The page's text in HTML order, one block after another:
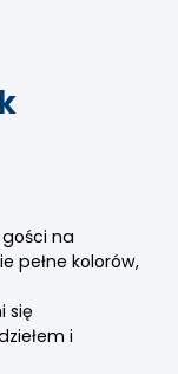
na
pełne kolorów,
się
i